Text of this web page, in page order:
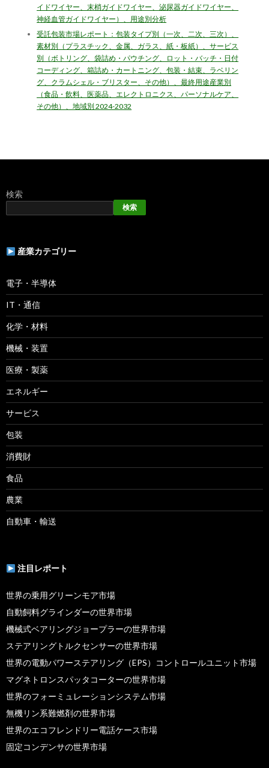
イドワイヤー、末梢ガイドワイヤー、泌尿器ガイドワイヤー、
神経血管ガイドワイヤー）、用途別分析
受託包装市場レポート：包装タイプ別（一次、二次、三次）、
素材別（プラスチック、金属、ガラス、紙・板紙）、サービス
別（ボトリング、袋詰め・パウチング、ロット・バッチ・日付
コーディング、箱詰め・カートニング、包装・結束、ラベリン
グ、クラムシェル・ブリスター、その他）、最終用途産業別
（食品・飲料、医薬品、エレクトロニクス、パーソナルケア、
その他）、地域別 2024-2032
検索
検索
産業カテゴリー
電子・半導体
IT・通信
化学・材料
機械・装置
医療・製薬
エネルギー
サービス
包装
消費財
食品
農業
自動車・輸送
注目レポート
世界の乗用グリーンモア市場
自動飼料グラインダーの世界市場
機械式ベアリングジョープラーの世界市場
ステアリングトルクセンサーの世界市場
世界の電動パワーステアリング（EPS）コントロールユニット市場
マグネトロンスパッタコーターの世界市場
世界のフォーミュレーションシステム市場
無機リン系難燃剤の世界市場
世界のエコフレンドリー電話ケース市場
固定コンデンサの世界市場